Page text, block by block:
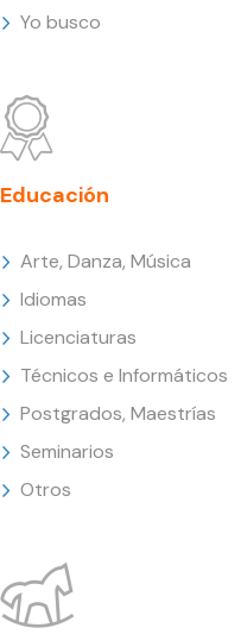
Yo busco
Educación
Arte, Danza, Música
Idiomas
Licenciaturas
Técnicos e Informáticos
Postgrados, Maestrías
Seminarios
Otros